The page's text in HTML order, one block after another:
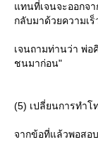
ทนที่เจนจะออกจา
กลับมาด้วยความเร็
เจนถามท่านว่า พ่อ
ชนมาก่อน"
(5) เปลี่ยนการทำโ
จากข้อที่แล้วพอสอ